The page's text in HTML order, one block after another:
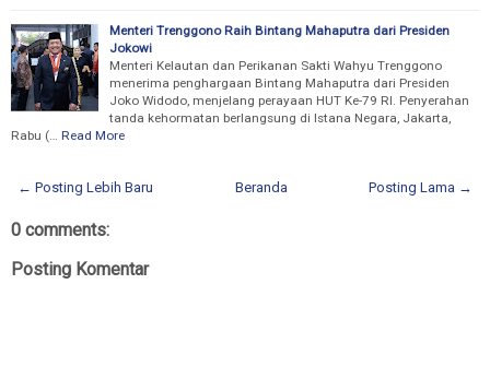
Menteri Trenggono Raih Bintang Mahaputra dari Presiden
Jokowi
Menteri Kelautan dan Perikanan Sakti Wahyu Trenggono
menerima penghargaan Bintang Mahaputra dari Presiden
Joko Widodo, menjelang perayaan HUT Ke-79 RI. Penyerahan
tanda kehormatan berlangsung di Istana Negara, Jakarta,
Rabu (… Read More
← Posting Lebih Baru Posting Lama →
Beranda
0 comments:
Posting Komentar